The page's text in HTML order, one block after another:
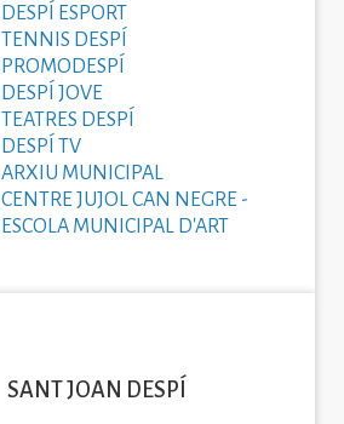
DESPÍ ESPORT
TENNIS DESPÍ
PROMODESPÍ
DESPÍ JOVE
TEATRES DESPÍ
DESPÍ TV
ARXIU MUNICIPAL
CENTRE JUJOL CAN NEGRE -
ESCOLA MUNICIPAL D'ART
SANT JOAN DESPÍ